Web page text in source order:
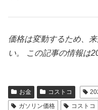
価格は変動するため、
い。
この記事の情報は
お金 コストコ
ガソリン価格
コストコ